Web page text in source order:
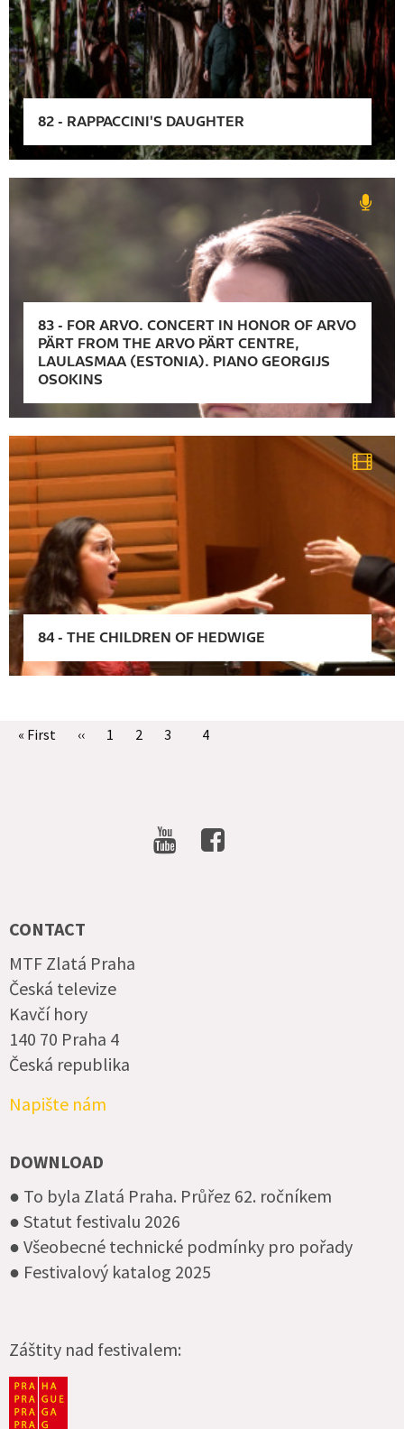
82 - RAPPACCINI'S DAUGHTER
83 - FOR ARVO. CONCERT IN HONOR OF ARVO
PÄRT FROM THE ARVO PÄRT CENTRE,
LAULASMAA (ESTONIA). PIANO GEORGIJS
OSOKINS
84- THE CHILDREN OF HEDWIGE
Pagination
First
« First
Předchozí
‹‹ Stránka
1 Stránka
2 Stránka
3
Aktuální
4
CONTACT
MTF Zlatá Praha
Česká televize
Kavčí hory
140 70 Praha 4
Česká republika
Napište nám
DOWNLOAD
● To byla Zlatá Praha. Průřez 62. ročníkem
● Statut festivalu 2026
● Všeobecné technické podmínky pro pořady
● Festivalový katalog 2025
Záštity nad festivalem: